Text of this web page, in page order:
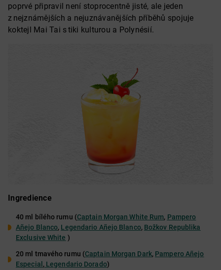
poprvé připravil není stoprocentně jisté, ale jeden
z nejznámějších a nejuznávanějších příběhů spojuje
koktejl Mai Tai s tiki kulturou a Polynésií.
Ingredience
40 ml bílého rumu (Captain Morgan White Rum, Pampero
Añejo Blanco, Legendario Añejo Blanco, Božkov Republika
Exclusive White )
20 ml tmavého rumu (Captain Morgan Dark, Pampero Añejo
Especial , Legendario Dorado)